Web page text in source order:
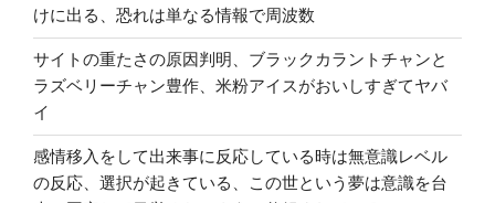
けに出る、恐れは単なる情報で周波数
サイトの重たさの原因判明、ブラックカラントチャンと
ラズベリーチャン豊作、米粉アイスがおいしすぎてヤバ
イ
感情移入をして出来事に反応している時は無意識レベル
の反応、選択が起きている、この世という夢は意識を台